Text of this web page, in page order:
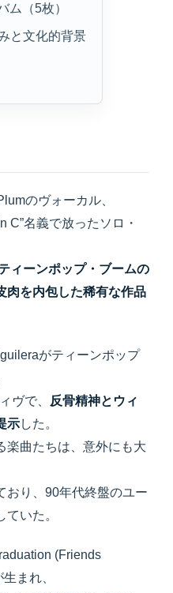
ム（5枚）
と文化的背景
のヴォーカル、
C”名義で放ったソロ・
ィーンポップ・ブームの
肉を内包した稀有な作品
がティーンポップ
ヴで、
反骨精神とウィ
示した。
楽曲たちは、意外にも大
おり、90年代終盤のユー
いた。
(Friends
まれ、